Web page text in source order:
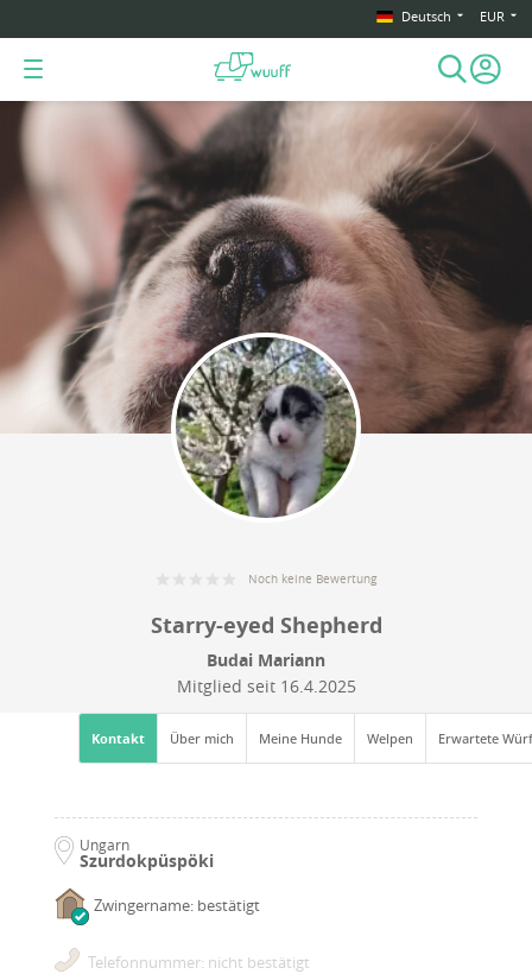
Deutsch EUR
Noch keine Bewertung
Starry-eyed Shepherd
Budai Mariann
Mitglied seit 16.4.2025
Kontakt Über mich Meine Hunde Welpen Erwartete
Ungarn
Szurdokpüspöki
Zwingername: bestätigt
Telefonnummer: nicht bestätigt